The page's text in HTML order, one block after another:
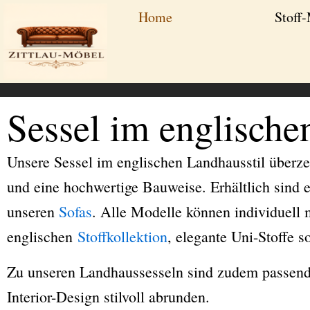
Inhalt
springen
Home
Sessel im
Unsere Sessel im englischen Landhausstil
und eine hochwertige Bauweise. Erhältlich sind
unseren Sofas. Alle Modelle können individuell
englischen Stoffkollektion, elegante Uni-Stoffe
Zu unseren Landhaussesseln sind zudem
Interior-Design stilvoll abrunden.